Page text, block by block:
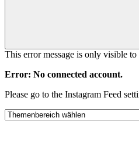
This error message is only visible to
Error: No connected account.
Please go to the Instagram Feed